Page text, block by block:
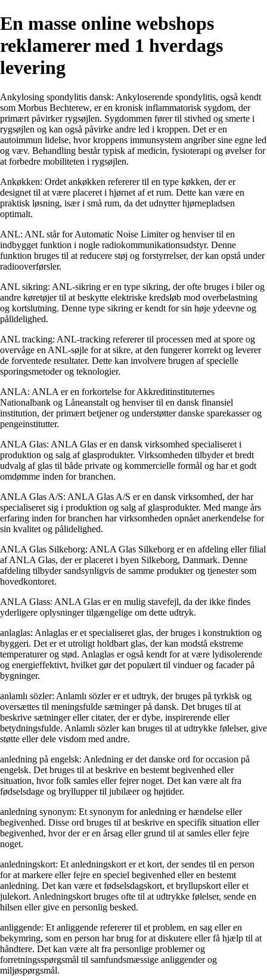
En masse online webshops
reklamerer med 1 hverdags
levering
Ankylosing spondylitis dansk: Ankyloserende spondylitis, også kendt
som Morbus Bechterew, er en kronisk inflammatorisk sygdom, der
primært påvirker rygsøjlen. Sygdommen fører til stivhed og smerte i
rygsøjlen og kan også påvirke andre led i kroppen. Det er en
autoimmun lidelse, hvor kroppens immunsystem angriber sine egne led
og væv. Behandling består typisk af medicin, fysioterapi og øvelser for
at forbedre mobiliteten i rygsøjlen.
Ankøkken: Ordet ankøkken refererer til en type køkken, der er
designet til at være placeret i hjørnet af et rum. Dette kan være en
praktisk løsning, især i små rum, da det udnytter hjørnepladsen
optimalt.
ANL: ANL står for Automatic Noise Limiter og henviser til en
indbygget funktion i nogle radiokommunikationsudstyr. Denne
funktion bruges til at reducere støj og forstyrrelser, der kan opstå under
radiooverførsler.
ANL sikring: ANL-sikring er en type sikring, der ofte bruges i biler og
andre køretøjer til at beskytte elektriske kredsløb mod overbelastning
og kortslutning. Denne type sikring er kendt for sin høje ydeevne og
pålidelighed.
ANL tracking: ANL-tracking refererer til processen med at spore og
overvåge en ANL-søjle for at sikre, at den fungerer korrekt og leverer
de forventede resultater. Dette kan involvere brugen af ​​specielle
sporingsmetoder og teknologier.
ANLA: ANLA er en forkortelse for Akkreditinstituternes
Nationalbank og Låneanstalt og henviser til en dansk finansiel
institution, der primært betjener og understøtter danske sparekasser og
pengeinstitutter.
ANLA Glas: ANLA Glas er en dansk virksomhed specialiseret i
produktion og salg af glasprodukter. Virksomheden tilbyder et bredt
udvalg af glas til både private og kommercielle formål og har et godt
omdømme inden for branchen.
ANLA Glas A/S: ANLA Glas A/S er en dansk virksomhed, der har
specialiseret sig i produktion og salg af glasprodukter. Med mange års
erfaring inden for branchen har virksomheden opnået anerkendelse for
sin kvalitet og pålidelighed.
ANLA Glas Silkeborg: ANLA Glas Silkeborg er en afdeling eller filial
af ANLA Glas, der er placeret i byen Silkeborg, Danmark. Denne
afdeling tilbyder sandsynligvis de samme produkter og tjenester som
hovedkontoret.
ANLA Glass: ANLA Glas er en mulig stavefejl, da der ikke findes
yderligere oplysninger tilgængelige om dette udtryk.
anlaglas: Anlaglas er et specialiseret glas, der bruges i konstruktion og
byggeri. Det er et utroligt holdbart glas, der kan modstå ekstreme
temperaturer og stød. Anlaglas er også kendt for at være lydisolerende
og energieffektivt, hvilket gør det populært til vinduer og facader på
bygninger.
anlamlı sözler: Anlamlı sözler er et udtryk, der bruges på tyrkisk og
oversættes til meningsfulde sætninger på dansk. Det bruges til at
beskrive sætninger eller citater, der er dybe, inspirerende eller
betydningsfulde. Anlamlı sözler kan bruges til at udtrykke følelser, give
støtte eller dele visdom med andre.
anledning på engelsk: Anledning er det danske ord for occasion på
engelsk. Det bruges til at beskrive en bestemt begivenhed eller
situation, hvor folk samles eller fejrer noget. Det kan være alt fra
fødselsdage og bryllupper til jubilæer og højtider.
anledning synonym: Et synonym for anledning er hændelse eller
begivenhed. Disse ord bruges til at beskrive en specifik situation eller
begivenhed, hvor der er en årsag eller grund til at samles eller fejre
noget.
anledningskort: Et anledningskort er et kort, der sendes til en person
for at markere eller fejre en speciel begivenhed eller en bestemt
anledning. Det kan være et fødselsdagskort, et bryllupskort eller et
julekort. Anledningskort bruges ofte til at udtrykke følelser, sende en
hilsen eller give en personlig besked.
anliggende: Et anliggende refererer til et problem, en sag eller en
bekymring, som en person har brug for at diskutere eller få hjælp til at
håndtere. Det kan være alt fra personlige problemer og
forretningsspørgsmål til samfundsmæssige anliggender og
miljøspørgsmål.